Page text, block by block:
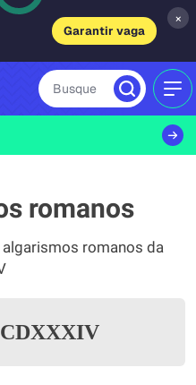
Garantir vaga
×
Busque
romanos
romanos da